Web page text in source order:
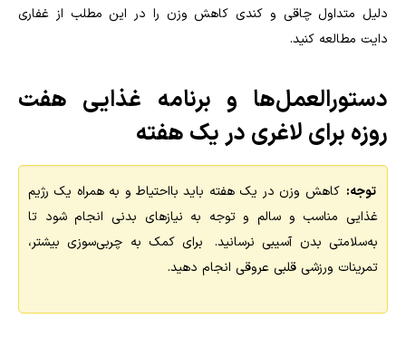
دلیل متداول چاقی و کندی کاهش وزن را در این مطلب از غفاری
دایت مطالعه کنید.
دستورالعمل‌ها و برنامه غذایی هفت
روزه برای لاغری در یک هفته
توجه: کاهش وزن در یک هفته باید بااحتیاط و به همراه یک رژیم
غذایی مناسب و سالم و توجه به نیازهای بدنی انجام شود تا
به‌سلامتی بدن آسیبی نرسانید. برای کمک به چربی‌سوزی بیشتر،
تمرینات ورزشی قلبی عروقی انجام دهید.